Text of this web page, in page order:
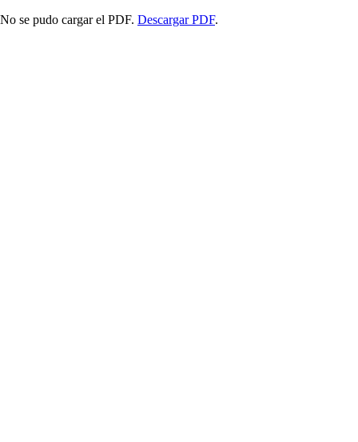
No se pudo cargar el PDF. Descargar PDF.